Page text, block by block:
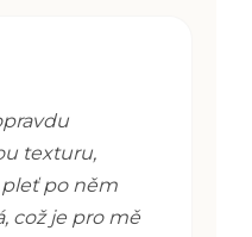
texturu,
pleť po něm
což je pro mě